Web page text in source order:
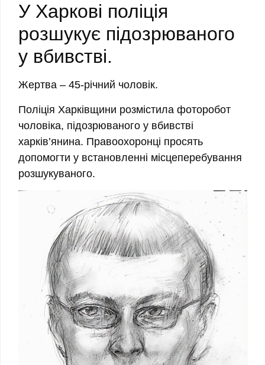
У Харкові поліція
розшукує підозрюваного
у вбивстві.
Жертва – 45-річний чоловік.
Поліція Харківщини розмістила фоторобот
чоловіка, підозрюваного у вбивстві
харків’янина. Правоохоронці просять
допомогти у встановленні місцеперебування
розшукуваного.